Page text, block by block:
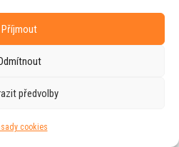
Příjmout
předvolby
cookies